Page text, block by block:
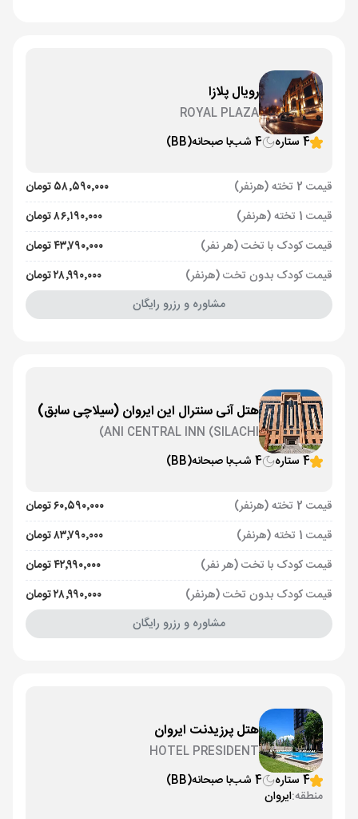
رویال پلازا
ROYAL PLAZA
4 ستاره
4 شب با صبحانه(BB)
قیمت 2 تخته (هرنفر)
۵۸٬۵۹۰٬۰۰۰ تومان
قیمت 1 تخته (هرنفر)
۸۶٬۱۹۰٬۰۰۰ تومان
قیمت کودک با تخت (هر نفر)
۴۳٬۷۹۰٬۰۰۰ تومان
قیمت کودک بدون تخت (هرنفر)
۲۸٬۹۹۰٬۰۰۰ تومان
مشاوره و رزرو رایگان
هتل آنی سنترال این ایروان (سیلاچی سابق)
ANI CENTRAL INN (SILACHI)
4 ستاره
4 شب با صبحانه(BB)
قیمت 2 تخته (هرنفر)
۶۰٬۵۹۰٬۰۰۰ تومان
قیمت 1 تخته (هرنفر)
۸۳٬۷۹۰٬۰۰۰ تومان
قیمت کودک با تخت (هر نفر)
۴۲٬۹۹۰٬۰۰۰ تومان
قیمت کودک بدون تخت (هرنفر)
۲۸٬۹۹۰٬۰۰۰ تومان
مشاوره و رزرو رایگان
هتل پرزیدنت ایروان
HOTEL PRESIDENT
4 ستاره
4 شب با صبحانه(BB)
منطقه:ایروان